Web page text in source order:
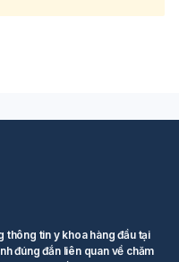
thông tin y khoa hàng đầu tại
đúng đắn liên quan về chăm